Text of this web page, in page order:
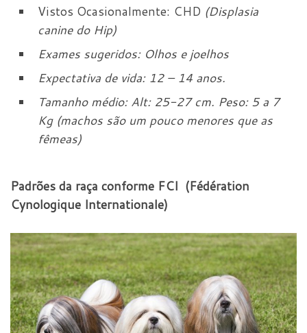
Vistos Ocasionalmente: CHD (Displasia
canine do Hip)
Exames sugeridos: Olhos e joelhos
Expectativa de vida: 12 – 14 anos.
Tamanho médio: Alt: 25-27 cm. Peso: 5 a 7
Kg (machos são um pouco menores que as
fêmeas)
Padrões da raça conforme FCI (Fédération
Cynologique Internationale)